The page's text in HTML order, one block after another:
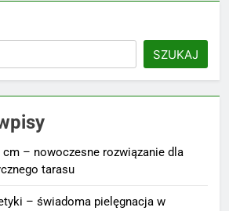
SZUKAJ
cm – nowoczesne rozwiązanie dla
tarasu
– świadoma pielęgnacja w